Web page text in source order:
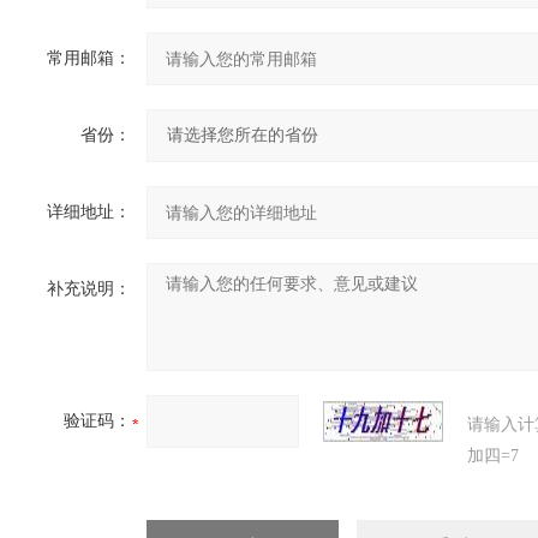
常用邮箱：
省份：
详细地址：
补充说明：
验证码：
请输入
加四=7